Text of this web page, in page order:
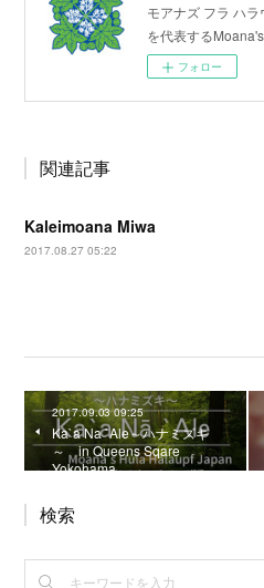
モアナズ フラ ハ
を代表する
フォロー
関連記事
Kaleimoana Miwa
2017.08.27 05:22
2017.09.03 09:25
Ka`a Na `Ale～ハナミズキ
～ in Queens Sqare
Yokohama
検索